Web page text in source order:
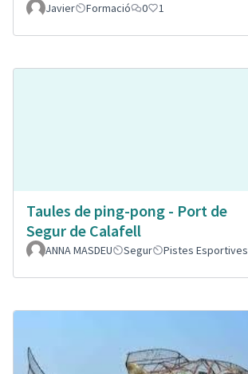
Javier Formació 0 1
Taules de ping-pong - Port de
Segur de Calafell
ANNA MASDEU Segur Pistes Esportives